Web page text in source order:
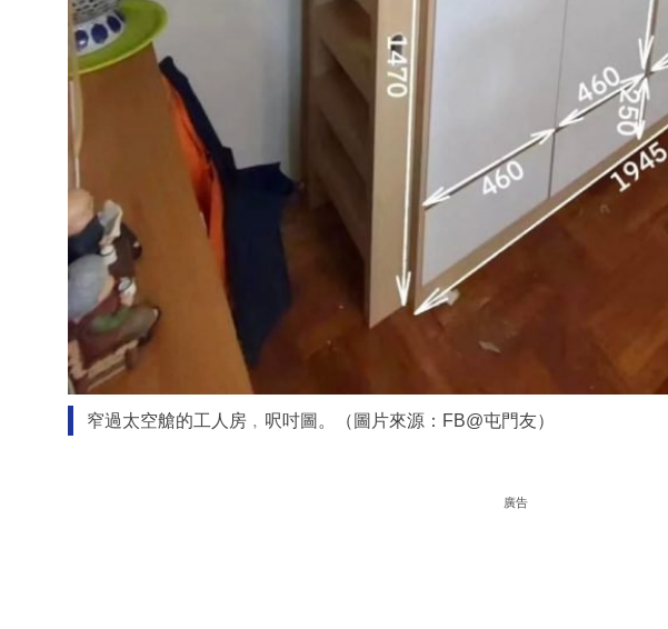
窄過太空艙的工人房﹐呎吋圖。（圖片來源：FB@屯門友）
廣告